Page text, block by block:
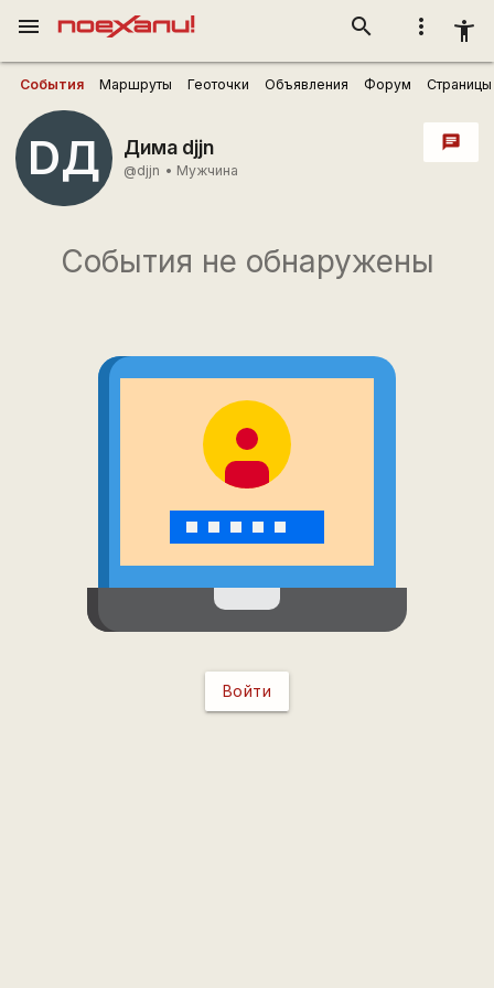
more_vert accessibility_new
search
menu
События Маршруты Геоточки Объявления Форум Страницы
DД Дима djjn
@djjn • Мужчина
chat
События не обнаружены
Войти